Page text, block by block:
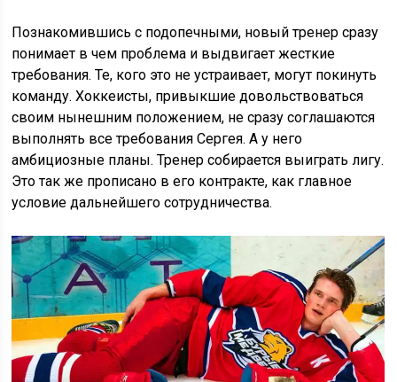
Познакомившись с подопечными, новый тренер сразу
понимает в чем проблема и выдвигает жесткие
требования. Те, кого это не устраивает, могут покинуть
команду. Хоккеисты, привыкшие довольствоваться
своим нынешним положением, не сразу соглашаются
выполнять все требования Сергея. А у него
амбициозные планы. Тренер собирается выиграть лигу.
Это так же прописано в его контракте, как главное
условие дальнейшего сотрудничества.